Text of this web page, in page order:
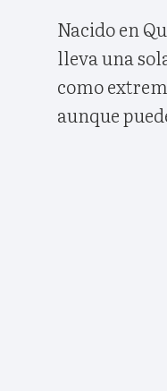
Nacido en
lleva una
como
aunque